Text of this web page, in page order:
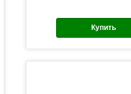
Купить